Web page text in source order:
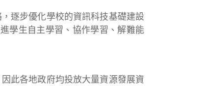
逐步優化學校的資訊科技基礎建設
學生自主學習、協作學習、解難能
此各地政府均投放大量資源發展資